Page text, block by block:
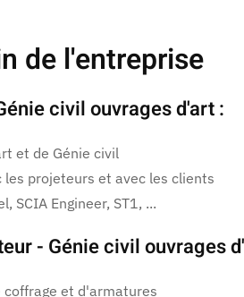
de l'entreprise
civil ouvrages d'art :
et de Génie civil
les projeteurs et avec les clients
SCIA Engineer, ST1, ...
- Génie civil ouvrages
coffrage et d'armatures